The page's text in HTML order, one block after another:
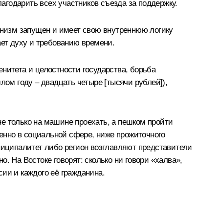
всех участников съезда за поддержку.
запущен и имеет свою внутреннюю логику
духу и требованию времени.
и целостности государства, борьба
году – двадцать четыре [тысячи рублей]),
только на машине проехать, а пешком пройти
в социальной сфере, ниже прожиточного
либо регион возглавляют представители
Востоке говорят: сколько ни говори «халва»,
и каждого её гражданина.